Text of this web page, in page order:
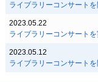
ライブラリーコンサート
2023.05.22
ライブラリーコンサート
2023.05.12
ライブラリーコンサート